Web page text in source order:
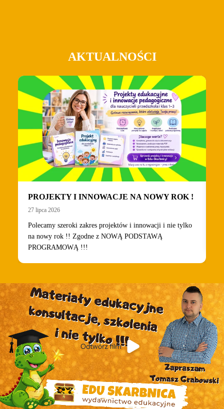
AKTUALNOŚCI
PROJEKTY I INNOWACJE NA NOWY ROK !
27 lipca 2026
Polecamy szeroki zakres projektów i innowacji i nie tylko
na nowy rok !! Zgodne z NOWĄ PODSTAWĄ
PROGRAMOWĄ !!!
Odtwórz film